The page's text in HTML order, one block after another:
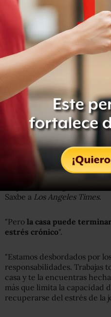
"A la gente eso le da mucha
que cada cosa tiene su sitio.
tomar decisiones sobre
trabajo, tu hogar, tus
vida", sostuvo.
https://
"Si no se cae cuando retiras
", escribió
Para Darby Saxbe, profesor
Universidad del Sur de
estrés que nos genera el
"Tradicionalmente
Saxbe a Los Angeles Times.
"Pero la casa puede
estrés crónico".
"Estamos desbordados por
responsabilidades. Trabajas
casa y te la encuentras
más que limita la capacidad
recuperarse del estrés de la